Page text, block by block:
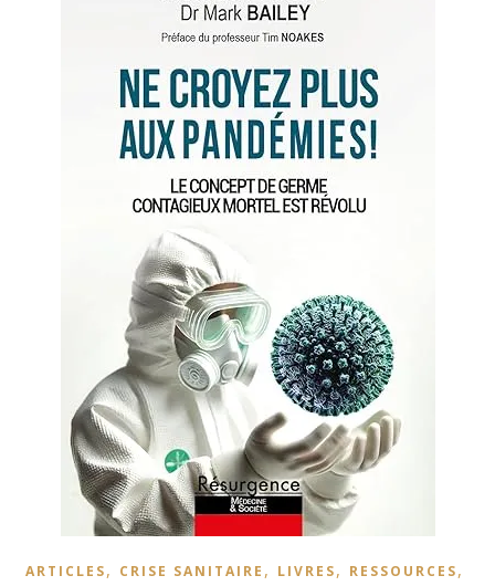
ARTICLES, CRISE SANITAIRE , LIVRES, RESSOURCES,